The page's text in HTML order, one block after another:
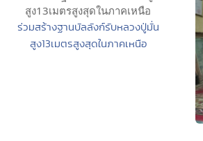
ร่วมสร้างฐานบัลลังก์รับหลวงปู่มั่น
สูง13เมตรสูงสุดในภาคเหนือ